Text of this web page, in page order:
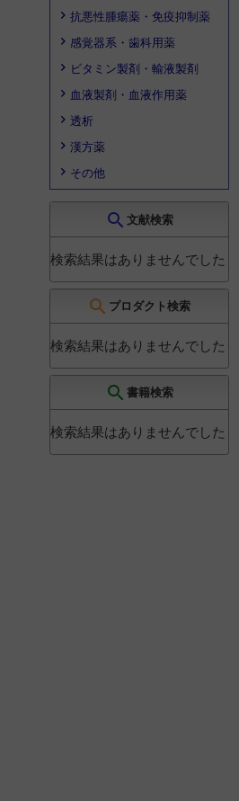
抗悪性腫瘍薬・免疫抑制薬
感覚器系・歯科用薬
ビタミン製剤・輸液製剤
血液製剤・血液作用薬
透析
漢方薬
その他
search 文献検索
検索結果はありませんでした
search プロダクト検索
検索結果はありませんでした
search 書籍検索
検索結果はありませんでした